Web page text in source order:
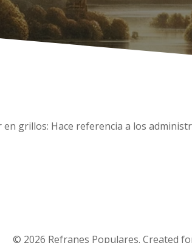
grillos: Hace referencia a los
© 2026 Refranes Populares. Created